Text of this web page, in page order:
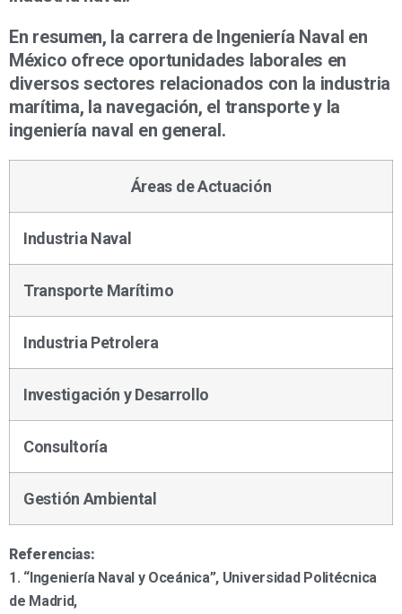
En resumen, la carrera de Ingeniería Naval en
México ofrece oportunidades laborales en
diversos sectores relacionados con la industria
marítima, la navegación, el transporte y la
ingeniería naval en general.
Áreas de Actuación
Industria Naval
Transporte Marítimo
Industria Petrolera
Investigación y Desarrollo
Consultoría
Gestión Ambiental
Referencias:
1. “Ingeniería Naval y Oceánica”, Universidad Politécnica
de Madrid,